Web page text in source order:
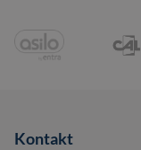
Kontakt